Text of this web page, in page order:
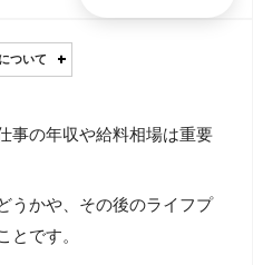
ついて
事の年収や給料相場は重要
うかや、その後のライフプ
とです。